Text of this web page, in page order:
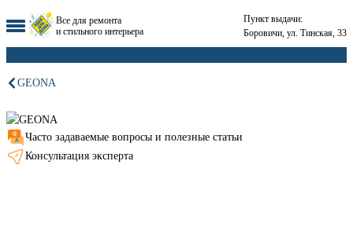
Все для ремонта
и стильного интерьера
Пункт выдачи:
Боровичи, ул. Тинская, 33
GEONA
Часто задаваемые вопросы и полезные статьи
Консультация эксперта